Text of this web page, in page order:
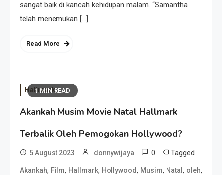
sangat baik di kancah kehidupan malam. “Samantha
telah menemukan […]
Read More
1 MIN READ
Hallmark
Akankah Musim Movie Natal Hallmark
Terbalik Oleh Pemogokan Hollywood?
5 August 2023 donnywijaya 0 Tagged
Akankah, Film, Hallmark, Hollywood, Musim, Natal , oleh,